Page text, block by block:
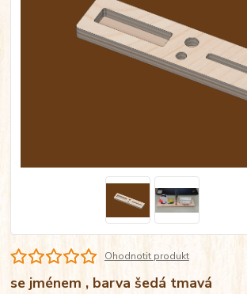
Ohodnotit produkt
se jménem , barva šedá tmavá